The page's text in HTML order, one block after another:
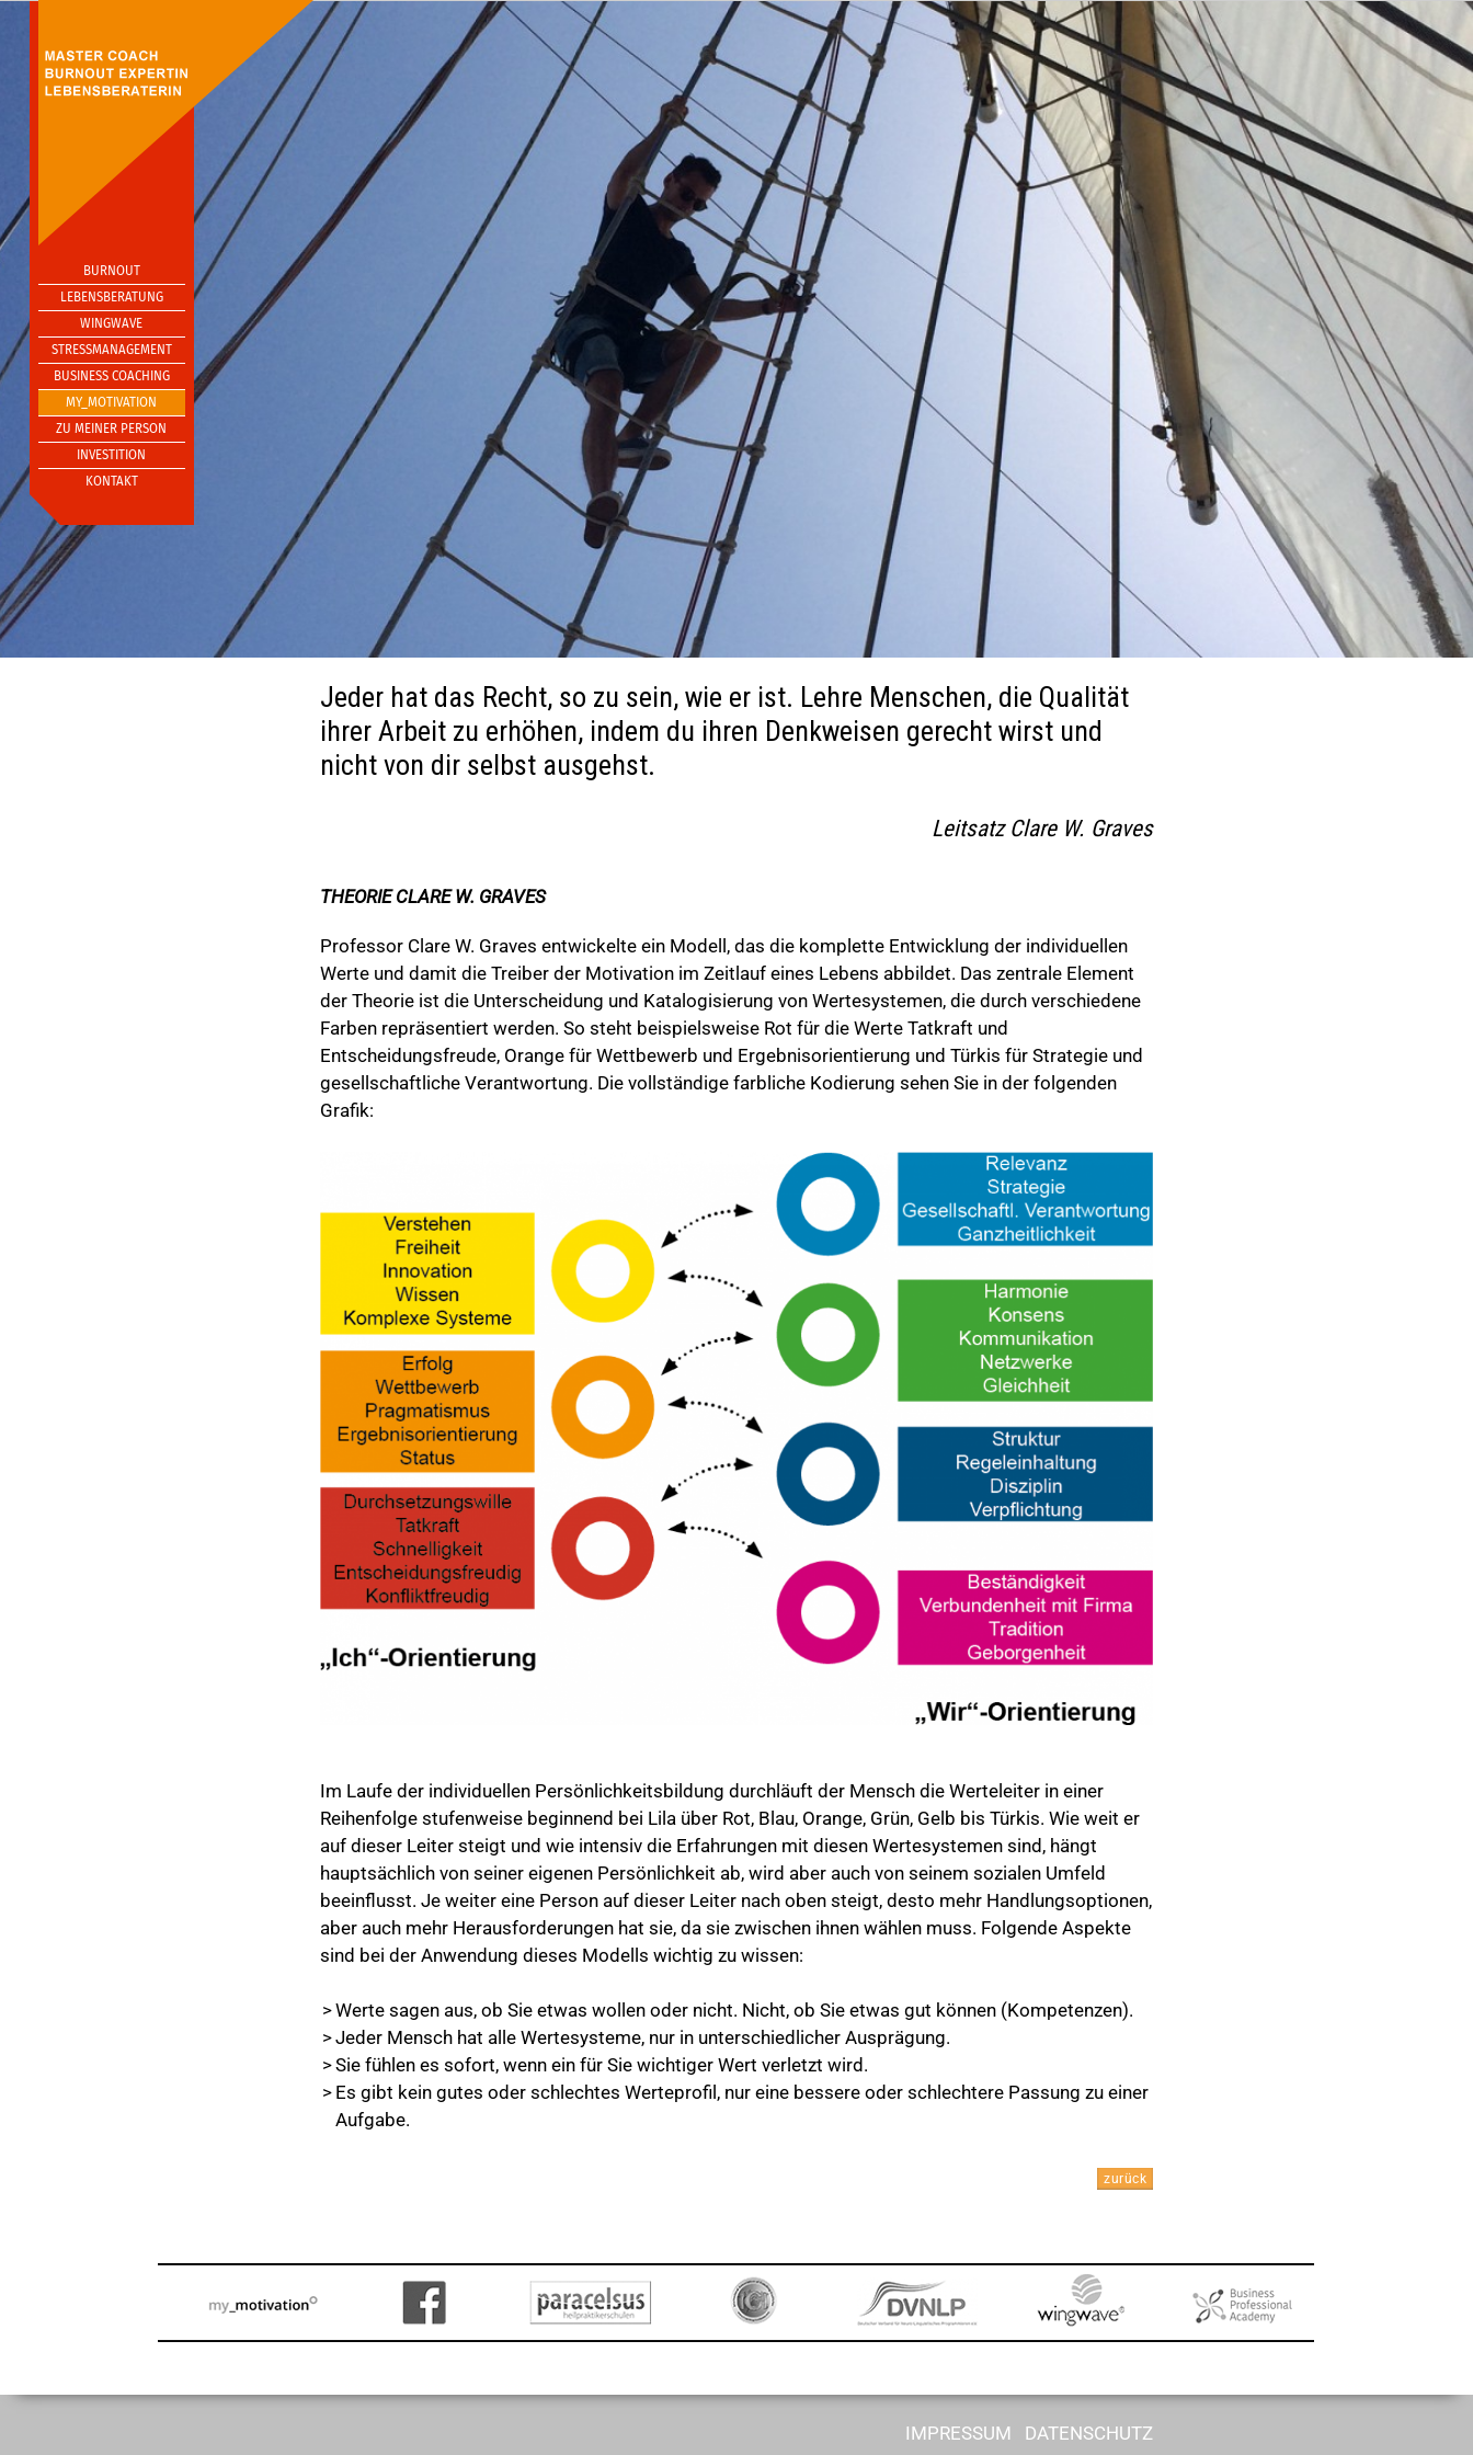
BURNOUT
LEBENSBERATUNG
WINGWAVE
STRESSMANAGEMENT
BUSINESS COACHING
MY_MOTIVATION
ZU MEINER PERSON
INVESTITION
KONTAKT
Jeder hat das Recht, so zu sein, wie er ist. Lehre Menschen, die Qualität
ihrer Arbeit zu erhöhen, indem du ihren Denkweisen gerecht wirst und
nicht von dir selbst ausgehst.
Leitsatz Clare W. Graves
THEORIE CLARE W. GRAVES
Professor Clare W. Graves entwickelte ein Modell, das die komplette Entwicklung der individuellen
Werte und damit die Treiber der Motivation im Zeitlauf eines Lebens abbildet. Das zentrale Element
der Theorie ist die Unterscheidung und Katalogisierung von Wertesystemen, die durch verschiedene
Farben repräsentiert werden. So steht beispielsweise Rot für die Werte Tatkraft und
Entscheidungsfreude, Orange für Wettbewerb und Ergebnisorientierung und Türkis für Strategie und
gesellschaftliche Verantwortung. Die vollständige farbliche Kodierung sehen Sie in der folgenden
Grafik:
Im Laufe der individuellen Persönlichkeitsbildung durchläuft der Mensch die Werteleiter in einer
Reihenfolge stufenweise beginnend bei Lila über Rot, Blau, Orange, Grün, Gelb bis Türkis. Wie weit er
auf dieser Leiter steigt und wie intensiv die Erfahrungen mit diesen Wertesystemen sind, hängt
hauptsächlich von seiner eigenen Persönlichkeit ab, wird aber auch von seinem sozialen Umfeld
beeinflusst. Je weiter eine Person auf dieser Leiter nach oben steigt, desto mehr Handlungsoptionen,
aber auch mehr Herausforderungen hat sie, da sie zwischen ihnen wählen muss. Folgende Aspekte
sind bei der Anwendung dieses Modells wichtig zu wissen:
Werte sagen aus, ob Sie etwas wollen oder nicht. Nicht, ob Sie etwas gut können (Kompetenzen).
Jeder Mensch hat alle Wertesysteme, nur in unterschiedlicher Ausprägung.
Sie fühlen es sofort, wenn ein für Sie wichtiger Wert verletzt wird.
Es gibt kein gutes oder schlechtes Werteprofil, nur eine bessere oder schlechtere Passung zu einer
Aufgabe.
zurück
IMPRESSUM DATENSCHUTZ